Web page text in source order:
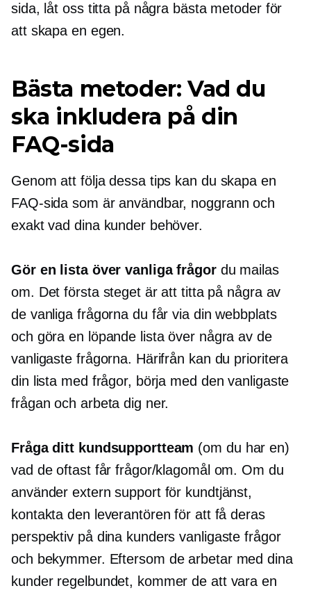
sida, låt oss titta på några bästa metoder för
att skapa en egen.
Bästa metoder: Vad du
ska inkludera på din
FAQ-sida
Genom att följa dessa tips kan du skapa en
FAQ-sida som är användbar, noggrann och
exakt vad dina kunder behöver.
Gör en lista över vanliga frågordu mailas
om. Det första steget är att titta på några av
de vanliga frågorna du får via din webbplats
och göra en löpande lista över några av de
vanligaste frågorna. Härifrån kan du prioritera
din lista med frågor, börja med den vanligaste
frågan och arbeta dig ner.
Fråga ditt kundsupportteam (om du har en)
vad de oftast får frågor/klagomål om. Om du
använder extern support för kundtjänst,
kontakta den leverantören för att få deras
perspektiv på dina kunders vanligaste frågor
och bekymmer. Eftersom de arbetar med dina
kunder regelbundet, kommer de att vara en